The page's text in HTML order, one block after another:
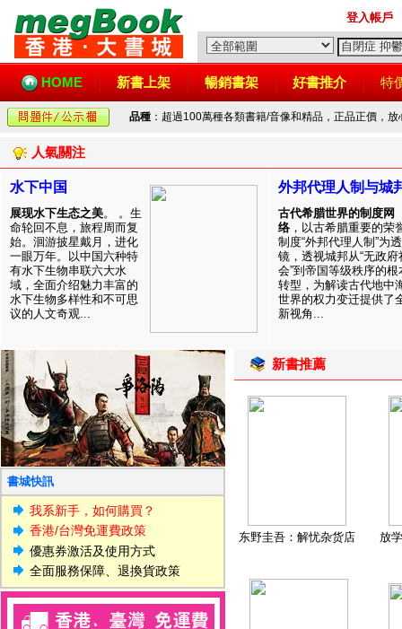
登入帳戶
HOME 新書上架 暢銷書架 好書推介 特
品種 ：超過100萬種各類書籍/音像和精品，正品正價，
人氣關注
水下中国
展现水下生态之美。 。生
命轮回不息，旅程周而复
始。洄游披星戴月，进化
一眼万年。以中国六种特
有水下生物串联六大水
域，全面介绍魅力丰富的
水下生物多样性和不可思
议的人文奇观...
外邦代理人制与城
古代希腊世界的制度网
络 ，以古希腊重要的荣
制度“外邦代理人制”为透
镜，透视城邦从“无政府
会”到帝国等级秩序的根
转型，为解读古代地中
世界的权力变迁提供了
新视角...
書城快訊
我系新手，如何購買？
香港/台灣免運費政策
優惠券激活及使用方式
全面服務保障、退換貨政策
新書推薦
东野圭吾：解忧杂货店 放